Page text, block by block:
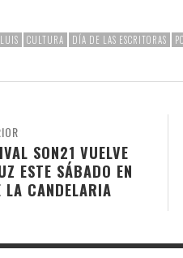
CULTURA DÍA DE LAS ESCRITORAS
SON21 VUELVE
ESTE SÁBADO EN
CANDELARIA